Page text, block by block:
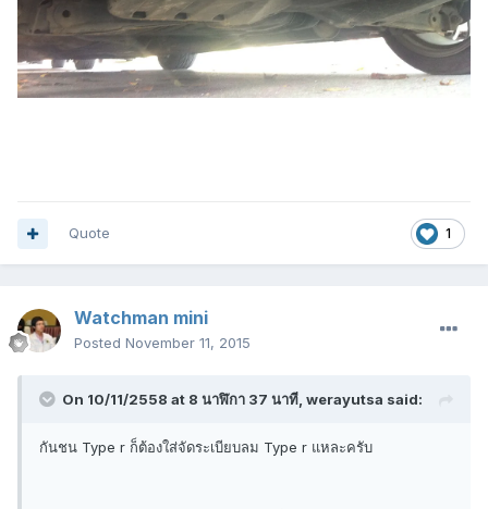
1
Quote
Watchman mini
Posted November 11, 2015
On 10/11/2558 at 8 นาฬิกา 37 นาที, werayutsa said:
กันชน Type r ก็ต้องใส่จัดระเบียบลม Type r แหละครับ